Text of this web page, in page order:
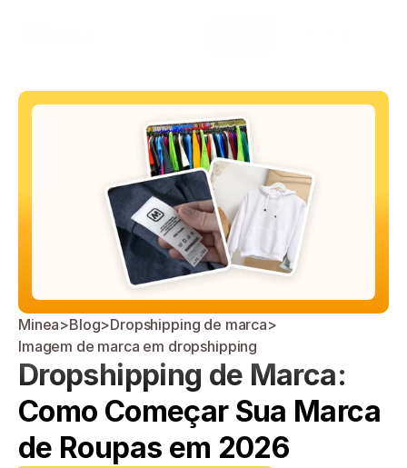
Minea>Blog>Dropshipping de marca>
Imagem de marca em dropshipping
Dropshipping de Marca:
Como Começar Sua Marca
de Roupas em 2026